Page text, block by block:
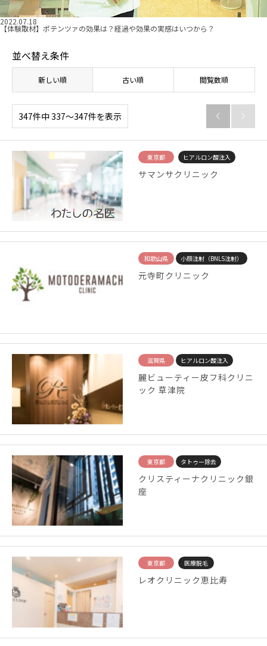
2022.07.18
【体験取材】ポテンツァの効果は？経過や効果の実感はいつから？
並べ替え条件
新しい順 古い順 閲覧数順
347件中 337〜347件を表示  
東京都 ヒアルロン酸注入
サマンサクリニック
和歌山県 小顔注射（BNLS注射）
元寺町クリニック
滋賀県 ヒアルロン酸注入
麗ビューティー皮フ科クリニ
ック 草津院
東京都 タトゥー除去
クリスティーナクリニック銀
座
東京都 医療脱毛
レオクリニック恵比寿